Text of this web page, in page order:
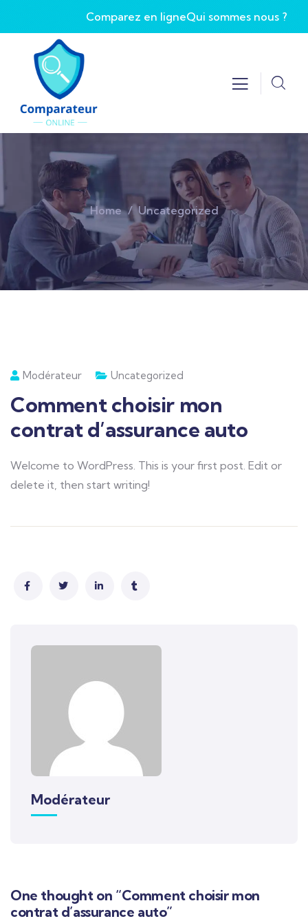
Comparez en ligneQui sommes nous ?
Home Uncategorized
Modérateur Uncategorized
Comment choisir mon
contrat d’assurance auto
Welcome to WordPress. This is your first post. Edit or
delete it, then start writing!
Modérateur
One thought on “Comment choisir mon
contrat d’assurance auto”